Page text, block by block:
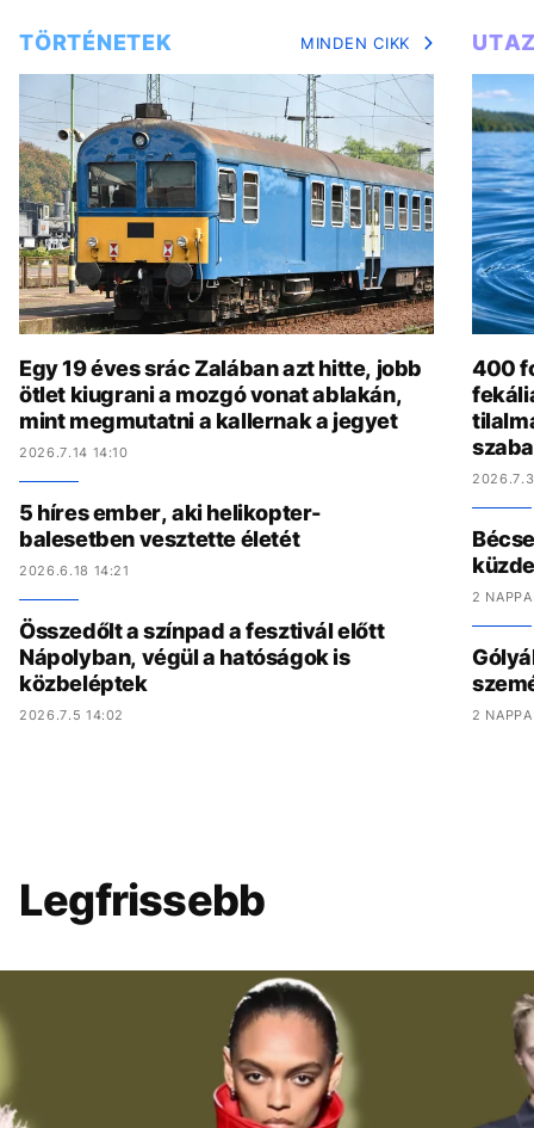
TÖRTÉNETEK MINDEN CIKK
Egy 19 éves srác Zalában azt hitte, jobb
ötlet kiugrani a mozgó vonat ablakán,
mint megmutatni a kallernak a jegyet
2026.7.14 14:10
5 híres ember, aki helikopter-
balesetben vesztette életét
2026.6.18 14:21
Összedőlt a színpad a fesztivál előtt
Nápolyban, végül a hatóságok is
közbeléptek
2026.7.5 14:02
400
2
2
Legfrissebb